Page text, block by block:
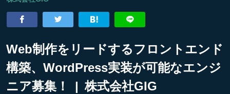
Web制作をリードするフロントエンド
構築、WordPress実装が可能なエンジ
ニア募集！ | 株式会社GIG